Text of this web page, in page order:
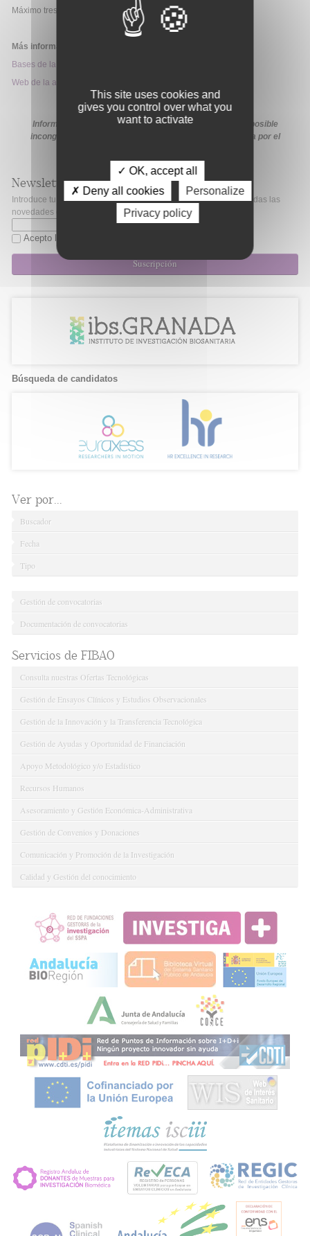
Máximo tres años.
Más información:
Bases de la convocatoria
Web de la ayuda
Información extraída de la web de la ayuda. En caso de posible
incongruencia, prevalecerá la información proporcionada por el
Newsletter
Introduce tu correo electrónico si quieres mantenerte al día de todas las
novedades de Fibao.
Acepto la
Suscripción
Búsqueda de candidatos
Ver por...
Buscador
Fecha
Tipo
Gestión de convocatorias
Documentación de convocatorias
Servicios de FIBAO
Consulta nuestras Ofertas Tecnológicas
Gestión de Ensayos Clínicos y Estudios Observacionales
Gestión de la Innovación y la Transferencia Tecnológica
Gestión de Ayudas y Oportunidad de Financiación
Apoyo Metodológico y/o Estadístico
Recursos Humanos
Asesoramiento y Gestión Económica-Administrativa
Gestión de Convenios y Donaciones
Comunicación y Promoción de la Investigación
Calidad y Gestión del conocimiento
This site uses cookies and
gives you control over what you
want to activate
✓ OK, accept all
✗ Deny all cookies
Personalize
Privacy policy